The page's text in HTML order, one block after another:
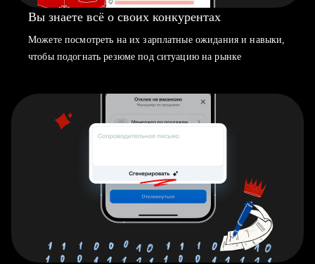
Вы знаете всё о своих конкурентах
Можете посмотреть на их зарплатные ожидания и навыки,
чтобы подогнать резюме под ситуацию на рынке